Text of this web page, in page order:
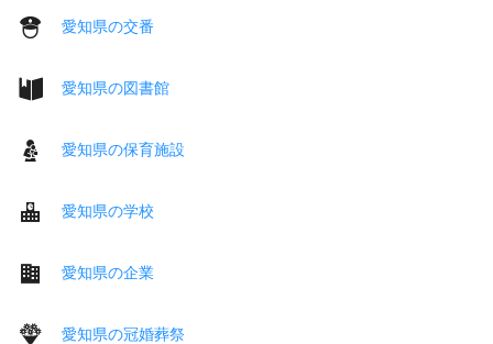
愛知県の交番
愛知県の図書館
愛知県の保育施設
愛知県の学校
愛知県の企業
愛知県の冠婚葬祭